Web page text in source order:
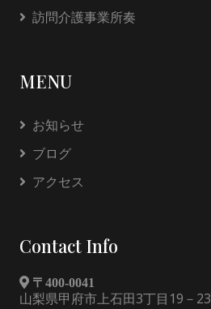
訪問介護事業所奏
MENU
お知らせ
ブログ
アクセス
Contact Info
〒400-0041
山梨県甲府市上石田3丁目19－23